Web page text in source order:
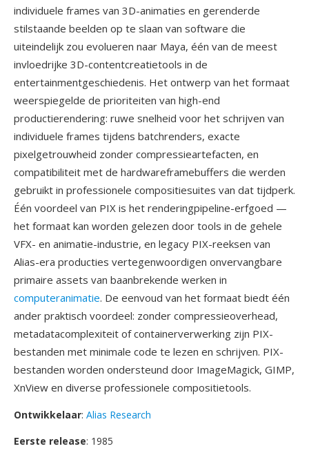
individuele frames van 3D-animaties en gerenderde
stilstaande beelden op te slaan van software die
uiteindelijk zou evolueren naar Maya, één van de meest
invloedrijke 3D-contentcreatietools in de
entertainmentgeschiedenis. Het ontwerp van het formaat
weerspiegelde de prioriteiten van high-end
productierendering: ruwe snelheid voor het schrijven van
individuele frames tijdens batchrenders, exacte
pixelgetrouwheid zonder compressieartefacten, en
compatibiliteit met de hardwareframebuffers die werden
gebruikt in professionele compositiesuites van dat tijdperk.
Één voordeel van PIX is het renderingpipeline-erfgoed —
het formaat kan worden gelezen door tools in de gehele
VFX- en animatie-industrie, en legacy PIX-reeksen van
Alias-era producties vertegenwoordigen onvervangbare
primaire assets van baanbrekende werken in
computeranimatie. De eenvoud van het formaat biedt één
ander praktisch voordeel: zonder compressieoverhead,
metadatacomplexiteit of containerverwerking zijn PIX-
bestanden met minimale code te lezen en schrijven. PIX-
bestanden worden ondersteund door ImageMagick, GIMP,
XnView en diverse professionele compositietools.
Ontwikkelaar: Alias Research
Eerste release: 1985